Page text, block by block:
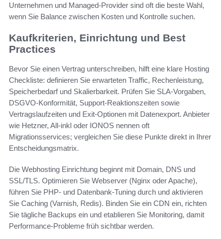
Unternehmen und Managed-Provider sind oft die beste Wahl,
wenn Sie Balance zwischen Kosten und Kontrolle suchen.
Kaufkriterien, Einrichtung und Best
Practices
Bevor Sie einen Vertrag unterschreiben, hilft eine klare Hosting
Checkliste: definieren Sie erwarteten Traffic, Rechenleistung,
Speicherbedarf und Skalierbarkeit. Prüfen Sie SLA‑Vorgaben,
DSGVO‑Konformität, Support‑Reaktionszeiten sowie
Vertragslaufzeiten und Exit‑Optionen mit Datenexport. Anbieter
wie Hetzner, All‑inkl oder IONOS nennen oft
Migrationsservices; vergleichen Sie diese Punkte direkt in Ihrer
Entscheidungsmatrix.
Die Webhosting Einrichtung beginnt mit Domain, DNS und
SSL/TLS. Optimieren Sie Webserver (Nginx oder Apache),
führen Sie PHP‑ und Datenbank‑Tuning durch und aktivieren
Sie Caching (Varnish, Redis). Binden Sie ein CDN ein, richten
Sie tägliche Backups ein und etablieren Sie Monitoring, damit
Performance‑Probleme früh sichtbar werden.